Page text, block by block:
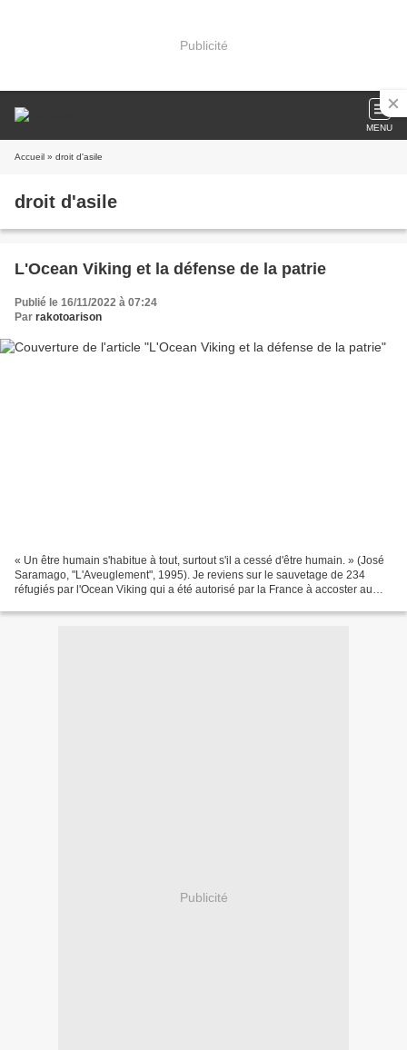
Publicité
MENU
Accueil » droit d'asile
droit d'asile
L'Ocean Viking et la défense de la patrie
Publié le 16/11/2022 à 07:24
Par rakotoarison
« Un être humain s'habitue à tout, surtout s'il a cessé d'être humain. » (José
Saramago, "L'Aveuglement", 1995). Je reviens sur le sauvetage de 234
réfugiés par l'Ocean Viking qui a été autorisé par la France à accoster au
Publicité